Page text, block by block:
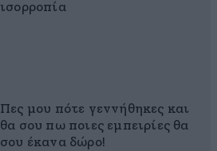
ισορροπία
Πες μου πότε γεννήθηκες και
θα σου πω ποιες εμπειρίες θα
σου έκανα δώρο!